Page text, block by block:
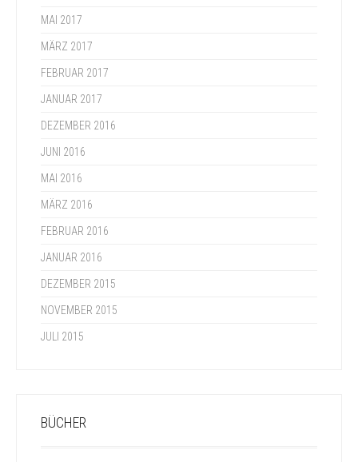
MAI 2017
MÄRZ 2017
FEBRUAR 2017
JANUAR 2017
DEZEMBER 2016
JUNI 2016
MAI 2016
MÄRZ 2016
FEBRUAR 2016
JANUAR 2016
DEZEMBER 2015
NOVEMBER 2015
JULI 2015
BÜCHER